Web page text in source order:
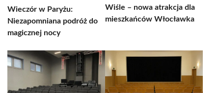
Wieczór w Paryżu:
Niezapomniana podróż do
magicznej nocy
Wiśle – nowa atrakcja dla
mieszkańców Włocławka